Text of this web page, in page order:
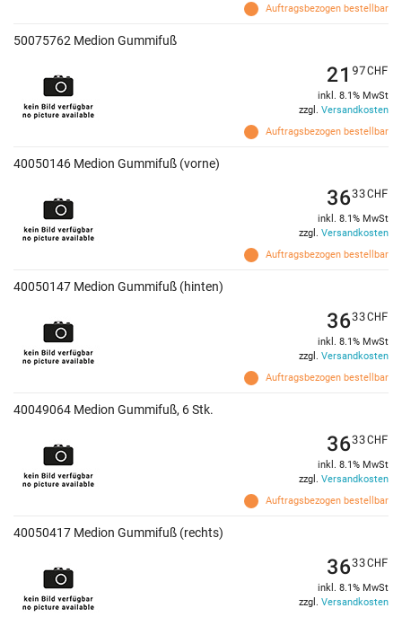
Auftragsbezogen bestellbar
50075762 Medion Gummifuß
Auftragsbezogen bestellbar
21 97CHF
inkl. 8.1% MwSt
zzgl. Versandkosten
40050146 Medion Gummifuß (vorne)
Auftragsbezogen bestellbar
3633CHF
inkl. 8.1% MwSt
zzgl. Versandkosten
40050147 Medion Gummifuß (hinten)
Auftragsbezogen bestellbar
3633CHF
inkl. 8.1% MwSt
zzgl. Versandkosten
40049064 Medion Gummifuß, 6 Stk.
Auftragsbezogen bestellbar
3633CHF
inkl. 8.1% MwSt
zzgl. Versandkosten
40050417 Medion Gummifuß (rechts)
3633CHF
inkl. 8.1% MwSt
zzgl. Versandkosten